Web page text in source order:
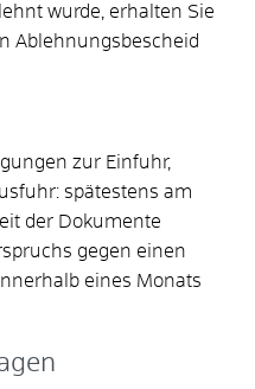
wurde, erhalten Sie
Ablehnungsbescheid
zur Einfuhr,
spätestens am
der Dokumente
gegen einen
eines Monats